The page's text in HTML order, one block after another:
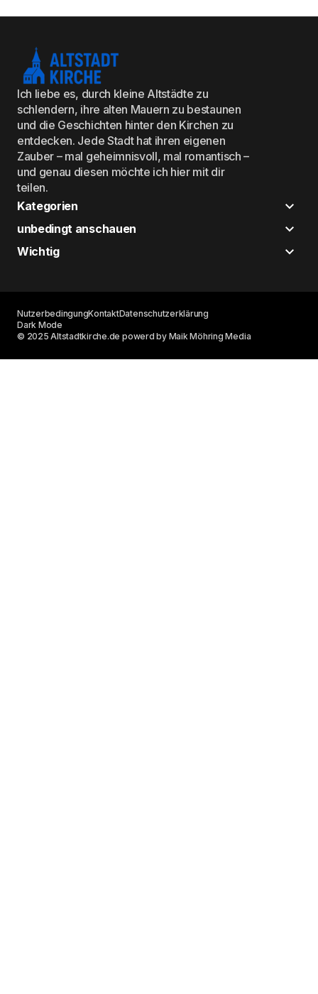
Ich liebe es, durch kleine Altstädte zu
schlendern, ihre alten Mauern zu bestaunen
und die Geschichten hinter den Kirchen zu
entdecken. Jede Stadt hat ihren eigenen
Zauber – mal geheimnisvoll, mal romantisch –
und genau diesen möchte ich hier mit dir
teilen.
Kategorien
unbedingt anschauen
Wichtig
© 2025 Altstadtkirche.de powerd by Maik Möhring Media
NutzerbedingungKontaktDatenschutzerklärung
Dark Mode